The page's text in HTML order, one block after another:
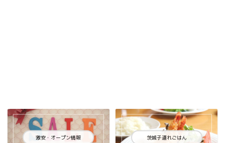
激安・オープン情報 茨城子連れごはん